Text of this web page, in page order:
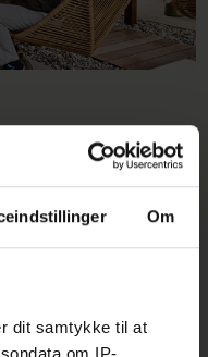
Om
dit samtykke til at
Henne Strand Resort-
på hjemmesiden.